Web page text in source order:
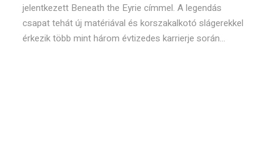
jelentkezett Beneath the Eyrie címmel. A legendás
csapat tehát új matériával és korszakalkotó slágerekkel
érkezik több mint három évtizedes karrierje során...